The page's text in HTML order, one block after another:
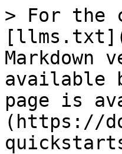
> For the
Markdown
available
page is
(https://